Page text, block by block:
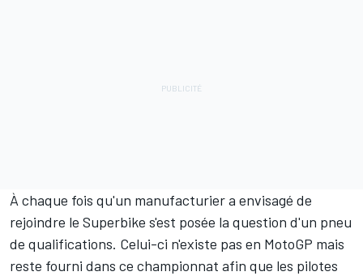
À chaque fois qu'un manufacturier a envisagé de
rejoindre le Superbike s'est posée la question d'un pneu
de qualifications. Celui-ci n'existe pas en MotoGP mais
reste fourni dans ce championnat afin que les pilotes